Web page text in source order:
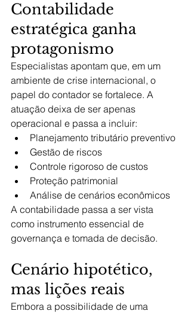
Contabilidade
estratégica ganha
protagonismo
Especialistas apontam que, em um
ambiente de crise internacional, o
papel do contador se fortalece. A
atuação deixa de ser apenas
operacional e passa a incluir:
Planejamento tributário preventivo
Gestão de riscos
Controle rigoroso de custos
Proteção patrimonial
Análise de cenários econômicos
A contabilidade passa a ser vista
como instrumento essencial de
governança e tomada de decisão.
Cenário hipotético,
mas lições reais
Embora a possibilidade de uma